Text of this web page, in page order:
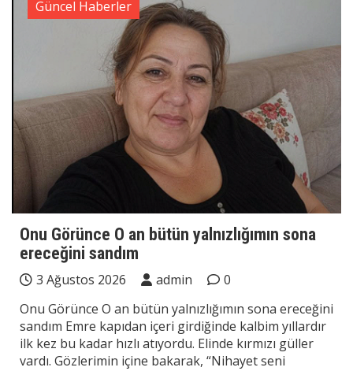
Güncel Haberler
Onu Görünce O an bütün yalnızlığımın sona
ereceğini sandım
3 Ağustos 2026 admin
0
Onu Görünce O an bütün yalnızlığımın sona ereceğini
sandım Emre kapıdan içeri girdiğinde kalbim yıllardır
ilk kez bu kadar hızlı atıyordu. Elinde kırmızı güller
vardı. Gözlerimin içine bakarak, “Nihayet seni